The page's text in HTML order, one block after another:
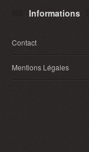
Informations
Contact
Mentions Légales